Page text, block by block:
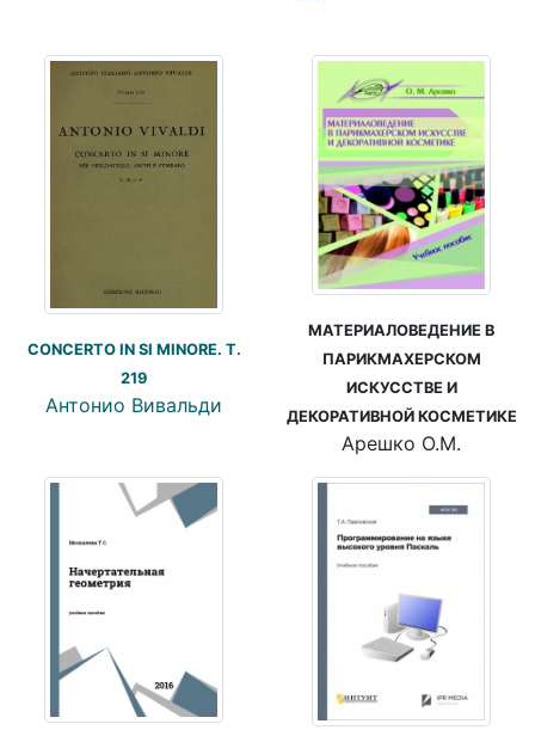
CONCERTO IN SI MINORE. T.
219
Антонио Вивальди
МАТЕРИАЛОВЕДЕНИЕ В
ПАРИКМАХЕРСКОМ
ИСКУССТВЕ И
ДЕКОРАТИВНОЙ КОСМЕТИКЕ
Арешко О.М.